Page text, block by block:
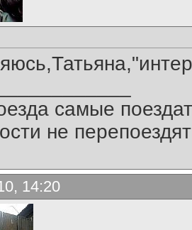
самые
не
14:20